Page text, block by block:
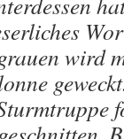
wird